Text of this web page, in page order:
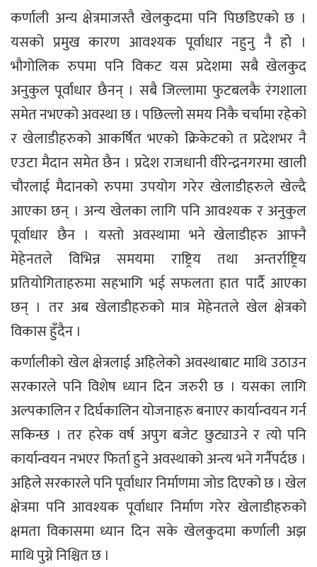
कर्णाली अन्य क्षेत्रमाजस्तै खेलकुदमा पनि पिछडिएको छ ।
यसको प्रमुख कारण आवश्यक पूर्वाधार नहुनु नै हो ।
भौगोलिक रुपमा पनि विकट यस प्रदेशमा सबै खेलकुद
अनुकुल पूर्वाधार छैनन् । सबै जिल्लामा फुटबलकै रंगशाला
समेत नभएको अवस्था छ । पछिल्लो समय निकै चर्चामा रहेको
र खेलाडीहरुको आकर्षित भएको क्रिकेटको त प्रदेशभर नै
एउटा मैदान समेत छैन । प्रदेश राजधानी वीरेन्द्रनगरमा खाली
चौरलाई मैदानको रुपमा उपयोग गरेर खेलाडीहरुले खेल्दै
आएका छन् । अन्य खेलका लागि पनि आवश्यक र अनुकुल
पूर्वाधार छैन । यस्तो अवस्थामा भने खेलाडीहरु आफ्नै
मेहेनतले विभिन्न समयमा राष्ट्रिय तथा अन्तर्राष्ट्रिय
प्रतियोगिताहरुमा सहभागि भई सफलता हात पार्दै आएका
छन् । तर अब खेलाडीहरुको मात्र मेहेनतले खेल क्षेत्रको
विकास हुँदैन ।
कर्णालीको खेल क्षेत्रलाई अहिलेको अवस्थाबाट माथि उठाउन
सरकारले पनि विशेष ध्यान दिन जरुरी छ । यसका लागि
अल्पकालिन र दिर्घकालिन योजनाहरु बनाएर कार्यान्वयन गर्न
सकिन्छ । तर हरेक वर्ष अपुग बजेट छुट्याउने र त्यो पनि
कार्यान्वयन नभएर फिर्ता हुने अवस्थाको अन्त्य भने गर्नैपर्दछ ।
अहिले सरकारले पनि पूर्वाधार निर्माणमा जोड दिएको छ । खेल
क्षेत्रमा पनि आवश्यक पूर्वाधार निर्माण गरेर खेलाडीहरुको
क्षमता विकासमा ध्यान दिन सके खेलकुदमा कर्णाली अझ
माथि पुग्ने निश्चित छ ।